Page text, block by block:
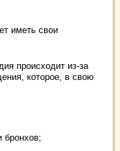
иметь свои
происходит из-за
которое, в свою
бронхов;